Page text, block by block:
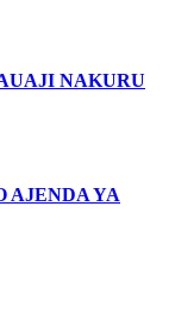
NAKURU
AJENDA YA